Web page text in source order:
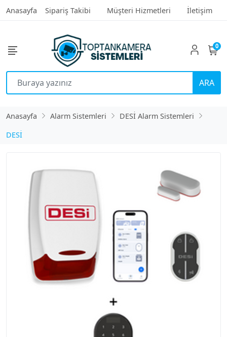
Anasayfa Sipariş Takibi Müşteri Hizmetleri İletişim
ARA
0
Anasayfa Alarm Sistemleri
DESİ Alarm Sistemleri
DESİ